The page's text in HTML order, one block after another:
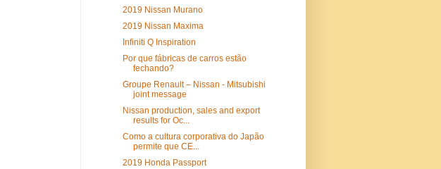
2019 Nissan Murano
2019 Nissan Maxima
Infiniti Q Inspiration
Por que fábricas de carros estão
fechando?
Groupe Renault – Nissan - Mitsubishi
joint message
Nissan production, sales and export
results for Oc...
Como a cultura corporativa do Japão
permite que CE...
2019 Honda Passport